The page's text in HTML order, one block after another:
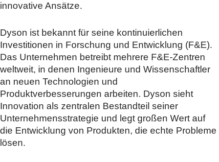
innovative Ansätze.
Dyson ist bekannt für seine kontinuierlichen
Investitionen in Forschung und Entwicklung (F&E).
Das Unternehmen betreibt mehrere F&E-Zentren
weltweit, in denen Ingenieure und Wissenschaftler
an neuen Technologien und
Produktverbesserungen arbeiten. Dyson sieht
Innovation als zentralen Bestandteil seiner
Unternehmensstrategie und legt großen Wert auf
die Entwicklung von Produkten, die echte Probleme
lösen.